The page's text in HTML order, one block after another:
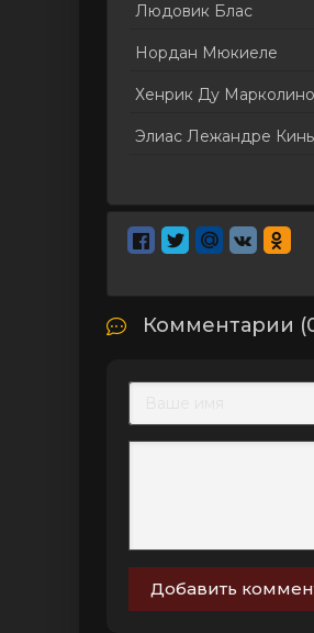
Людовик Блас
Нордан Мюкиеле
Хенрик Ду Марколино
Элиас Лежандре
Комментарии
Добавить